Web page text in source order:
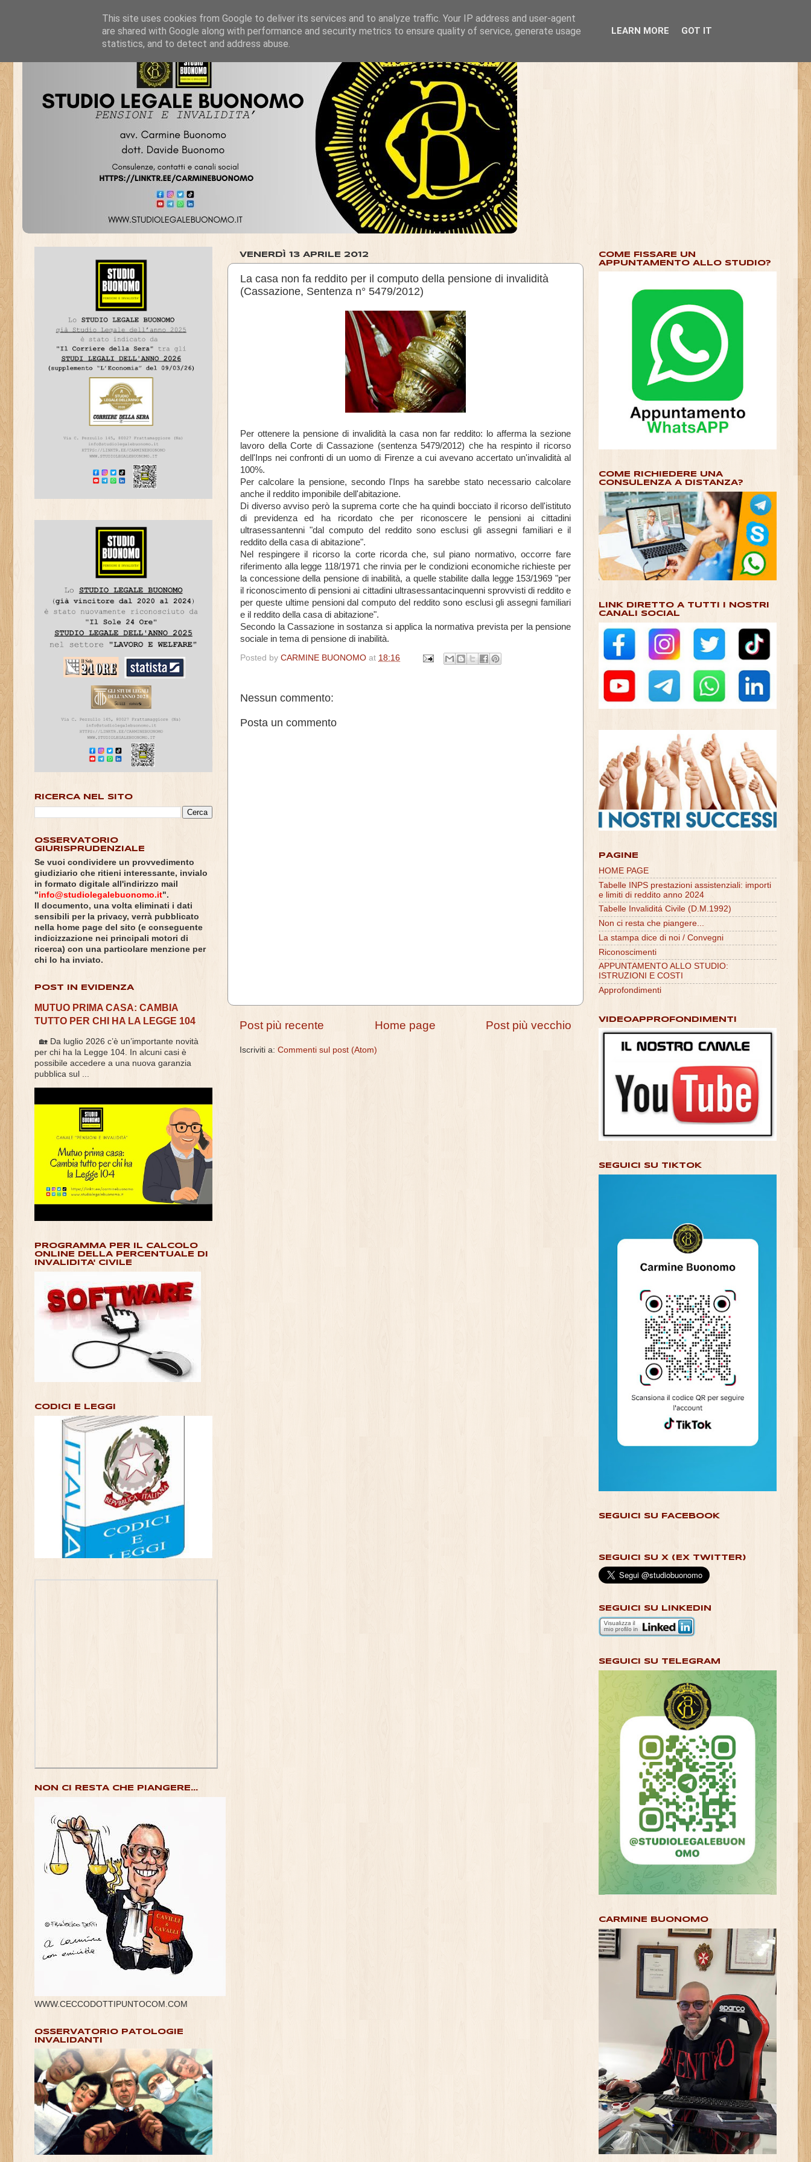
VENERDÌ 13 APRILE 2012
La casa non fa reddito per il computo della pensione di invalidità
(Cassazione, Sentenza n° 5479/2012)
Per ottenere la pensione di invalidità la casa non far reddito: lo afferma la sezione
lavoro della Corte di Cassazione (sentenza 5479/2012) che ha respinto il ricorso
dell'Inps nei confronti di un uomo di Firenze a cui avevano accertato un'invalidità al
100%.
Per calcolare la pensione, secondo l'Inps ha sarebbe stato necessario calcolare
anche il reddito imponibile dell'abitazione.
Di diverso avviso però la suprema corte che ha quindi bocciato il ricorso dell'istituto
di previdenza ed ha ricordato che per riconoscere le pensioni ai cittadini
ultrasessantenni "dal computo del reddito sono esclusi gli assegni familiari e il
reddito della casa di abitazione".
Nel respingere il ricorso la corte ricorda che, sul piano normativo, occorre fare
riferimento alla legge 118/1971 che rinvia per le condizioni economiche richieste per
la concessione della pensione di inabilità, a quelle stabilite dalla legge 153/1969 "per
il riconoscimento di pensioni ai cittadini ultrasessantacinquenni sprovvisti di reddito e
per queste ultime pensioni dal computo del reddito sono esclusi gli assegni familiari
e il reddito della casa di abitazione".
Secondo la Cassazione in sostanza si applica la normativa prevista per la pensione
sociale in tema di pensione di inabilità.
Posted by CARMINE BUONOMO at 18:16
Nessun commento:
Posta un commento
Post più recente Post più vecchio
Home page
Iscriviti a: Commenti sul post (Atom)
RICERCA NEL SITO
OSSERVATORIO
GIURISPRUDENZIALE
Se vuoi condividere un provvedimento
giudiziario che ritieni interessante, invialo
in formato digitale all'indirizzo mail
"info@studiolegalebuonomo.it".
Il documento, una volta eliminati i dati
sensibili per la privacy, verrà pubblicato
nella home page del sito (e conseguente
indicizzazione nei principali motori di
ricerca) con una particolare menzione per
chi lo ha inviato.
POST IN EVIDENZA
MUTUO PRIMA CASA: CAMBIA
TUTTO PER CHI HA LA LEGGE 104
🏡 Da luglio 2026 c’è un’importante novità
per chi ha la Legge 104. In alcuni casi è
possibile accedere a una nuova garanzia
pubblica sul ...
PROGRAMMA PER IL CALCOLO
ONLINE DELLA PERCENTUALE DI
INVALIDITA' CIVILE
CODICI E LEGGI
NON CI RESTA CHE PIANGERE...
WWW.CECCODOTTIPUNTOCOM.COM
OSSERVATORIO PATOLOGIE
INVALIDANTI
COME FISSARE UN
APPUNTAMENTO ALLO STUDIO?
COME RICHIEDERE UNA
CONSULENZA A DISTANZA?
LINK DIRETTO A TUTTI I NOSTRI
CANALI SOCIAL
PAGINE
HOME PAGE
Tabelle INPS prestazioni assistenziali: importi
e limiti di reddito anno 2024
Tabelle Invaliditá Civile (D.M.1992)
Non ci resta che piangere...
La stampa dice di noi / Convegni
Riconoscimenti
APPUNTAMENTO ALLO STUDIO:
ISTRUZIONI E COSTI
Approfondimenti
VIDEOAPPROFONDIMENTI
SEGUICI SU TIKTOK
SEGUICI SU FACEBOOK
SEGUICI SU X (EX TWITTER)
SEGUICI SU LINKEDIN
SEGUICI SU TELEGRAM
CARMINE BUONOMO
This site uses cookies from Google to deliver its services and to analyze traffic. Your IP address and user-agent
are shared with Google along with performance and security metrics to ensure quality of service, generate usage
statistics, and to detect and address abuse.
LEARN MORE GOT IT